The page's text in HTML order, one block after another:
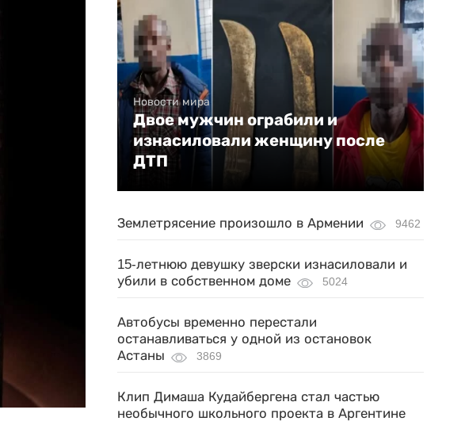
Новости мира
Двое мужчин ограбили и
изнасиловали женщину после
ДТП
Землетрясение произошло в Армении 9462
15-летнюю девушку зверски изнасиловали и
убили в собственном доме
5024
Автобусы временно перестали
останавливаться у одной из остановок
Астаны
3869
Клип Димаша Кудайбергена стал частью
необычного школьного проекта в Аргентине